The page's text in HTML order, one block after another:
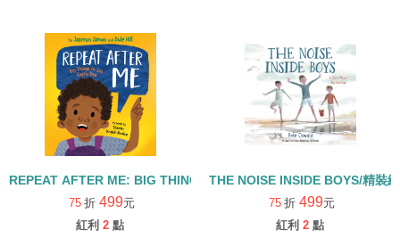
REPEAT AFTER ME: BIG THINGS TO SAY EVERY DAY/精裝繪本
75 折 499元
紅利 2 點
THE NOISE INSIDE BOYS/精裝
75 折 499元
紅利 2 點